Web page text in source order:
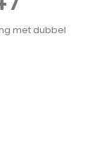
met dubbel